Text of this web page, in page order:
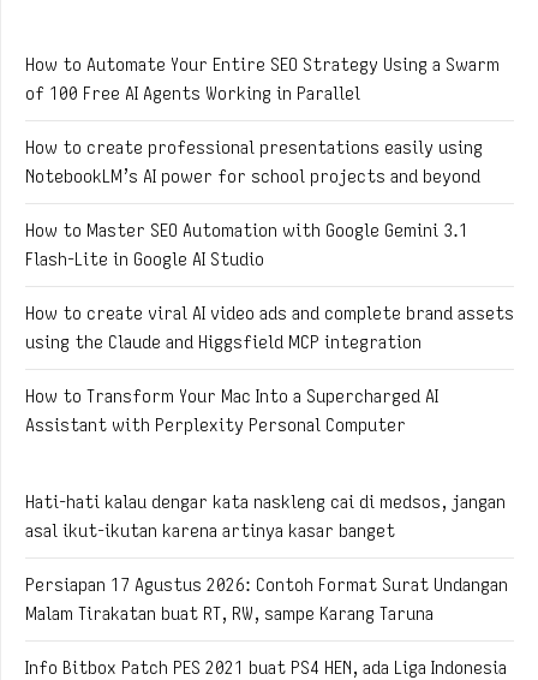
How to Automate Your Entire SEO Strategy Using a Swarm
of 100 Free AI Agents Working in Parallel
How to create professional presentations easily using
NotebookLM’s AI power for school projects and beyond
How to Master SEO Automation with Google Gemini 3.1
Flash-Lite in Google AI Studio
How to create viral AI video ads and complete brand assets
using the Claude and Higgsfield MCP integration
How to Transform Your Mac Into a Supercharged AI
Assistant with Perplexity Personal Computer
Hati-hati kalau dengar kata naskleng cai di medsos, jangan
asal ikut-ikutan karena artinya kasar banget
Persiapan 17 Agustus 2026: Contoh Format Surat Undangan
Malam Tirakatan buat RT, RW, sampe Karang Taruna
Info Bitbox Patch PES 2021 buat PS4 HEN, ada Liga Indonesia